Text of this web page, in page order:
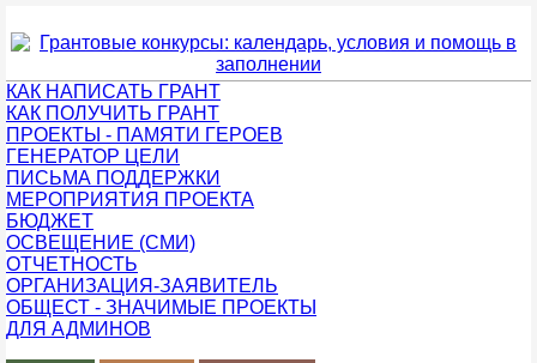
КАК НАПИСАТЬ ГРАНТ
КАК ПОЛУЧИТЬ ГРАНТ
ПРОЕКТЫ - ПАМЯТИ ГЕРОЕВ
ГЕНЕРАТОР ЦЕЛИ
ПИСЬМА ПОДДЕРЖКИ
МЕРОПРИЯТИЯ ПРОЕКТА
БЮДЖЕТ
ОСВЕЩЕНИЕ (СМИ)
ОТЧЕТНОСТЬ
ОРГАНИЗАЦИЯ-ЗАЯВИТЕЛЬ
ОБЩЕСТ - ЗНАЧИМЫЕ ПРОЕКТЫ
ДЛЯ АДМИНОВ